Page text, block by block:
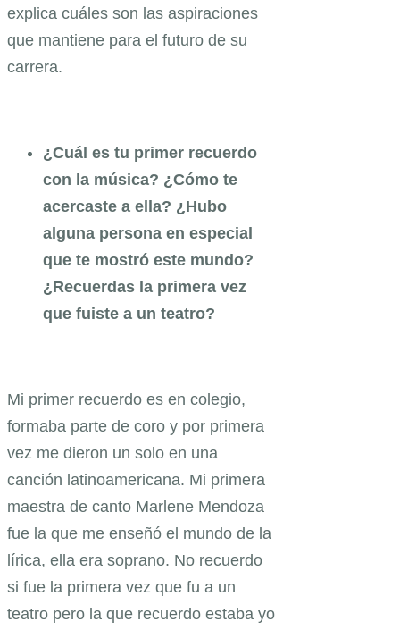
explica cuáles son las aspiraciones
que mantiene para el futuro de su
carrera.
¿Cuál es tu primer recuerdo
con la música? ¿Cómo te
acercaste a ella? ¿Hubo
alguna persona en especial
que te mostró este mundo?
¿Recuerdas la primera vez
que fuiste a un teatro?
Mi primer recuerdo es en colegio,
formaba parte de coro y por primera
vez me dieron un solo en una
canción latinoamericana. Mi primera
maestra de canto Marlene Mendoza
fue la que me enseñó el mundo de la
lírica, ella era soprano. No recuerdo
si fue la primera vez que fu a un
teatro pero la que recuerdo estaba yo